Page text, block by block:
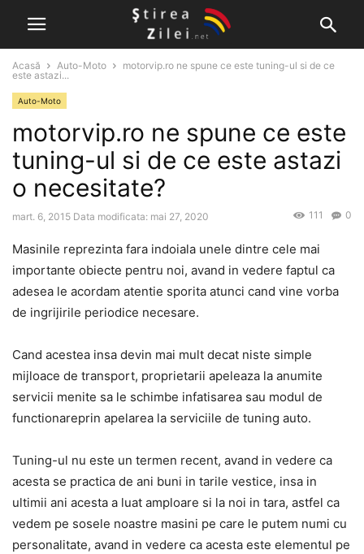
Acasă Auto-Moto
motorvip.ro ne spune ce este tuning-ul si de ce
este astazi...
Auto-Moto
motorvip.ro ne spune ce este
tuning-ul si de ce este astazi
o necesitate?
mart. 6, 2015 Data modificata: mai 27, 2020 0
111
Masinile reprezinta fara indoiala unele dintre cele mai
importante obiecte pentru noi, avand in vedere faptul ca
adesea le acordam atentie sporita atunci cand vine vorba
de ingrijirile periodice necesare.
Cand acestea insa devin mai mult decat niste simple
mijloace de transport, proprietarii apeleaza la anumite
servicii menite sa le schimbe infatisarea sau modul de
functionareprin apelarea la serviciile de tuning auto.
Tuning-ul nu este un termen recent, avand in vedere ca
acesta se practica de ani buni in tarile vestice, insa in
ultimii ani acesta a luat amploare si la noi in tara, astfel ca
vedem pe sosele noastre masini pe care le putem numi cu
personalitate, avand in vedere ca acesta este elementul pe